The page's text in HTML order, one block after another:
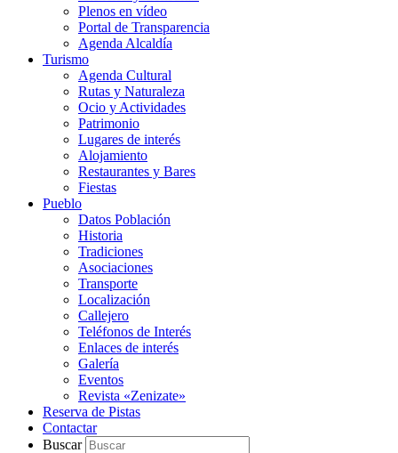
Plenos en vídeo
Portal de Transparencia
Agenda Alcaldía
Turismo
Agenda Cultural
Rutas y Naturaleza
Ocio y Actividades
Patrimonio
Lugares de interés
Alojamiento
Restaurantes y Bares
Fiestas
Pueblo
Datos Población
Historia
Tradiciones
Asociaciones
Transporte
Localización
Callejero
Teléfonos de Interés
Enlaces de interés
Galería
Eventos
Revista «Zenizate»
Reserva de Pistas
Contactar
Buscar